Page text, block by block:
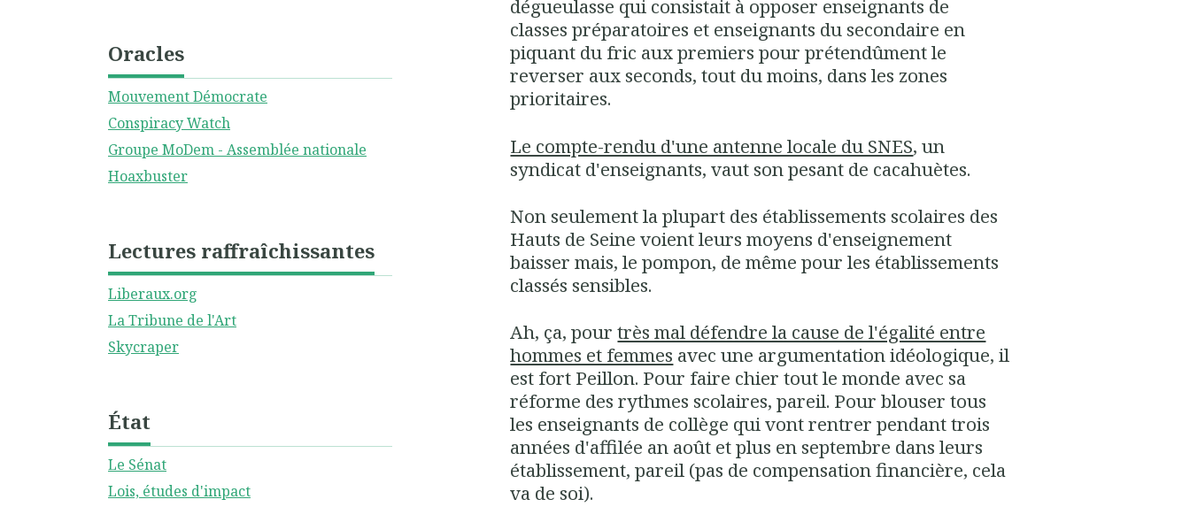
Oracles
Mouvement Démocrate
Conspiracy Watch
Groupe MoDem - Assemblée nationale
Hoaxbuster
Lectures raffraîchissantes
Liberaux.org
La Tribune de l'Art
Skycraper
État
Le Sénat
Lois, études d'impact
dégueulasse qui consistait à opposer enseignants de
classes préparatoires et enseignants du secondaire en
piquant du fric aux premiers pour prétendûment le
reverser aux seconds, tout du moins, dans les zones
prioritaires.
Le compte-rendu d'une antenne locale du SNES, un
syndicat d'enseignants, vaut son pesant de cacahuètes.
Non seulement la plupart des établissements scolaires des
Hauts de Seine voient leurs moyens d'enseignement
baisser mais, le pompon, de même pour les établissements
classés sensibles.
Ah, ça, pourtrès mal défendre la cause de l'égalité entre
hommes et femmes avec une argumentation idéologique, il
est fort Peillon. Pour faire chier tout le monde avec sa
réforme des rythmes scolaires, pareil. Pour blouser tous
les enseignants de collège qui vont rentrer pendant trois
années d'affilée an août et plus en septembre dans leurs
établissement, pareil (pas de compensation financière, cela
va de soi).